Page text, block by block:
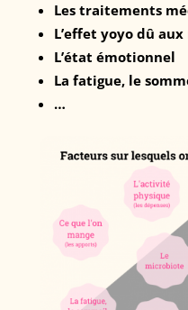
Les traitements
L’effet yoyo dû
L’état émotionnel
La fatigue, le
…